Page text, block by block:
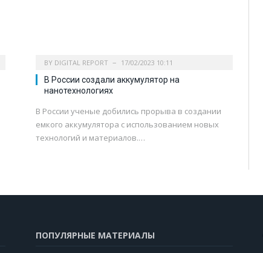
BY DIGITAL REPORT 17/02/2023 10:11
В России создали аккумулятор на
нанотехнологиях
В России ученые добились прорыва в создании
емкого аккумулятора с использованием новых
технологий и материалов.…
ПОПУЛЯРНЫЕ МАТЕРИАЛЫ